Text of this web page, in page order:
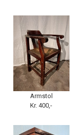
Armstol
Kr. 400,-